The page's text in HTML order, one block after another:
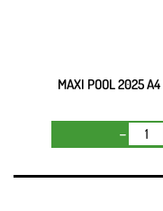
MAXI POOL 2025